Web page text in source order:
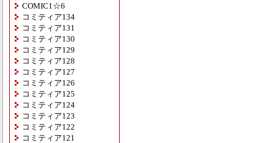
COMIC1☆6
コミティア134
コミティア131
コミティア130
コミティア129
コミティア128
コミティア127
コミティア126
コミティア125
コミティア124
コミティア123
コミティア122
コミティア121